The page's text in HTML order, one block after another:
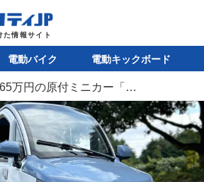
電動バイク 電動キックボード
約65万円の原付ミニカー「EV-eCo」が都内で展示・試乗イベントを開催。一人乗りの超小型EV